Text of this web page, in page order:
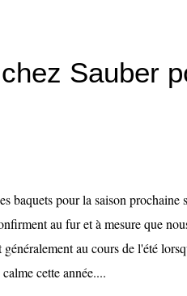
Sauber
baquets pour la saison prochaine
au fur et à mesure que
au cours de l'été
cette année....